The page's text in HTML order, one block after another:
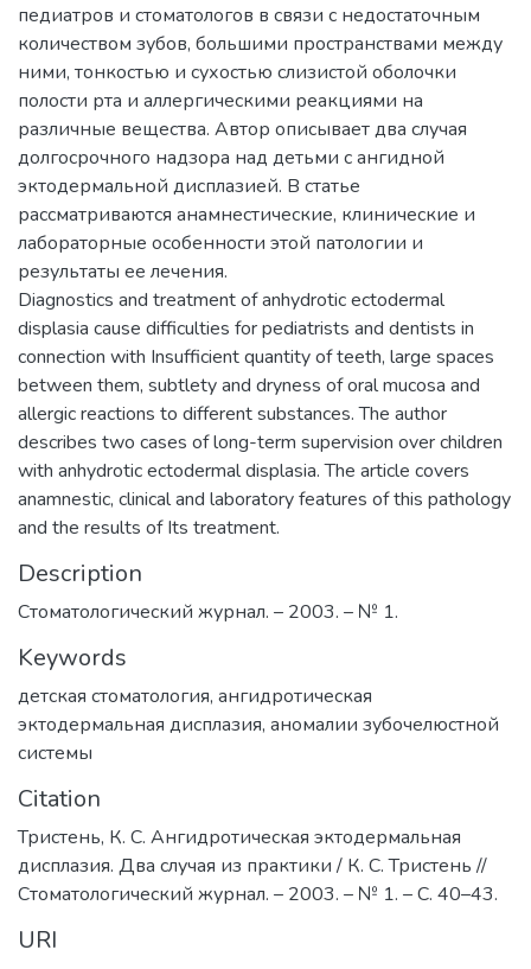
педиатров и стоматологов в связи с недостаточным
количеством зубов, большими пространствами между
ними, тонкостью и сухостью слизистой оболочки
полости рта и аллергическими реакциями на
различные вещества. Автор описывает два случая
долгосрочного надзора над детьми с ангидной
эктодермальной дисплазией. В статье
рассматриваются анамнестические, клинические и
лабораторные особенности этой патологии и
результаты ее лечения.
Diagnostics and treatment of anhydrotic ectodermal
displasia cause difficulties for pediatrists and dentists in
connection with Insufficient quantity of teeth, large spaces
between them, subtlety and dryness of oral mucosa and
allergic reactions to different substances. The author
describes two cases of long-term supervision over children
with anhydrotic ectodermal displasia. The article covers
anamnestic, clinical and laboratory features of this pathology
and the results of Its treatment.
Description
Стоматологический журнал. – 2003. – № 1.
Keywords
детская стоматология, ангидротическая
эктодермальная дисплазия, аномалии зубочелюстной
системы
Citation
Тристень, К. С. Ангидротическая эктодермальная
дисплазия. Два случая из практики / К. С. Тристень //
Стоматологический журнал. – 2003. – № 1. – С. 40–43.
URI